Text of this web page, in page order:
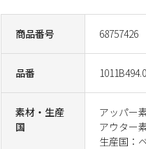
商品番号 68757426
品番
素材・生産
国
アッパー
アウター
生産国：